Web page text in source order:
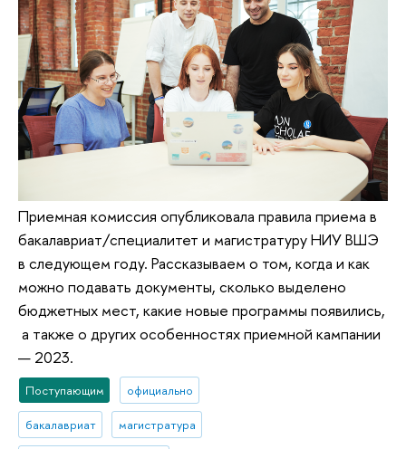
Приемная комиссия опубликовала правила приема в
бакалавриат/специалитет и магистратуру НИУ ВШЭ
в следующем году. Рассказываем о том, когда и как
можно подавать документы, сколько выделено
бюджетных мест, какие новые программы появились,
а также о других особенностях приемной кампании
— 2023.
Поступающим официально
бакалавриат магистратура